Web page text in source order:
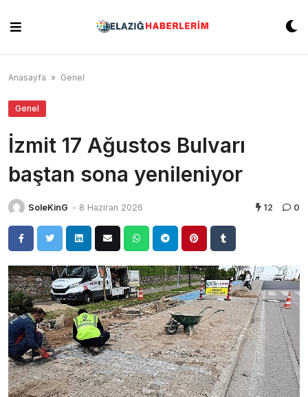
content
Anasayfa » Genel
Genel
İzmit 17 Ağustos Bulvarı
baştan sona yenileniyor
SoleKinG - 8 Haziran 2026 12 0